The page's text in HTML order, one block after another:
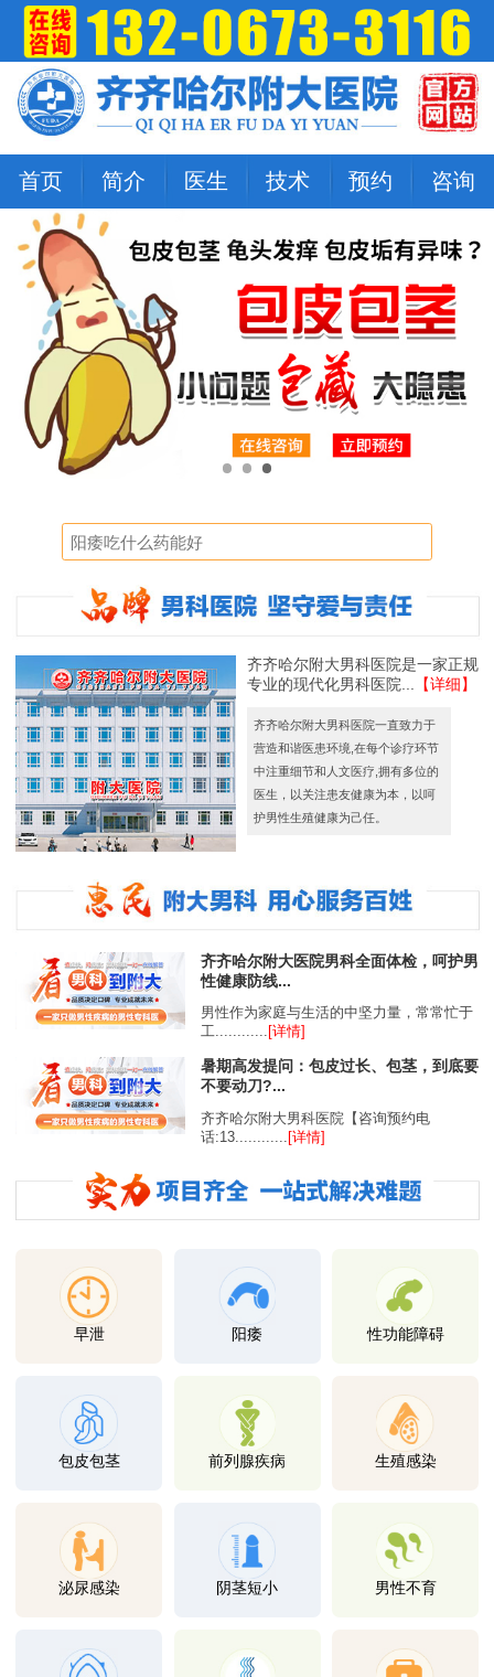
首页 简介 医生 技术 预约 咨询
齐齐哈尔附大男科医院是一家正规
专业的现代化男科医院...
【详细】
齐齐哈尔附大男科医院一直致力于
营造和谐医患环境,在每个诊疗环节
中注重细节和人文医疗,拥有多位的
医生，以关注患友健康为本，以呵
护男性生殖健康为己任。
齐齐哈尔附大医院男科全面体检，呵护男
性健康防线...
男性作为家庭与生活的中坚力量，常常忙于
工............ [详情]
暑期高发提问：包皮过长、包茎，到底要
不要动刀?...
齐齐哈尔附大男科医院【咨询预约电
话:13............
[详情]
早泄 阳痿 性功能障碍
包皮包茎 前列腺疾病 生殖感染
泌尿感染 阴茎短小 男性不育